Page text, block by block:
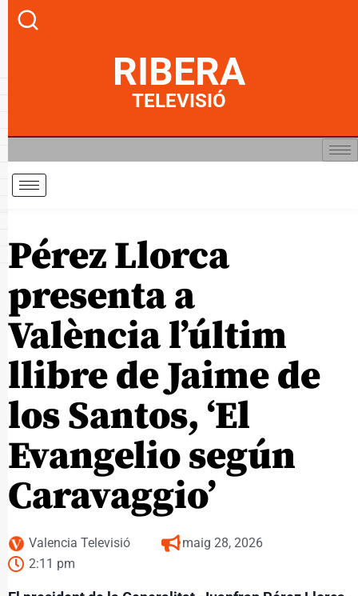
RIBERA
TELEVISIÓ
Pérez Llorca
presenta a
València l’últim
llibre de Jaime de
los Santos, ‘El
Evangelio según
Caravaggio’
Valencia Televisió
maig 28, 2026
2:11 pm